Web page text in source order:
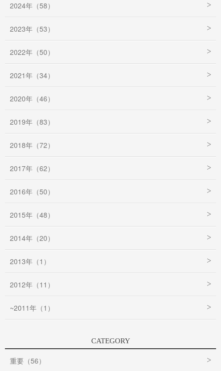
2024年（58）
2023年（53）
2022年（50）
2021年（34）
2020年（46）
2019年（83）
2018年（72）
2017年（62）
2016年（50）
2015年（48）
2014年（20）
2013年（1）
2012年（11）
~2011年（1）
CATEGORY
重要（56）